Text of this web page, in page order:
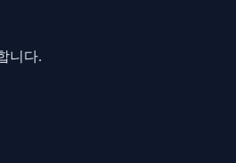
니다.